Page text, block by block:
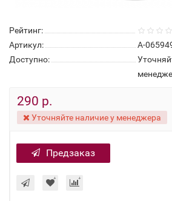
Рейтинг:
Артикул:
А-
Доступно:
290 р.
Уточняйте наличие у менеджера
Предзаказ